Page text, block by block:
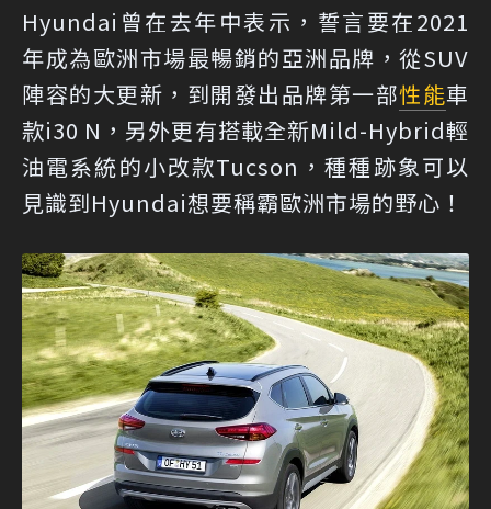
Hyundai曾在去年中表示，誓言要在2021
年成為歐洲市場最暢銷的亞洲品牌，從SUV
陣容的大更新，到開發出品牌第一部性能車
款i30 N，另外更有搭載全新Mild-Hybrid輕
油電系統的小改款Tucson，種種跡象可以
見識到Hyundai想要稱霸歐洲市場的野心！